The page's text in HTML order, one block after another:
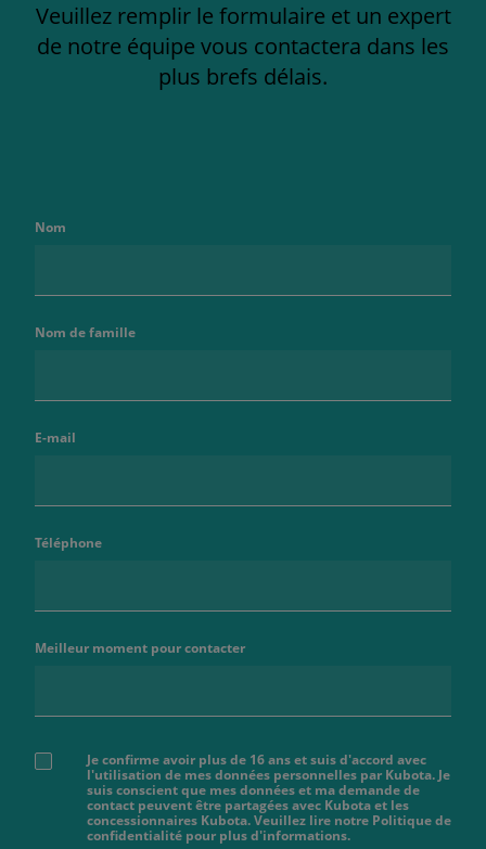
Veuillez remplir le formulaire et un expert
de notre équipe vous contactera dans les
plus brefs délais.
Nom
Nom de famille
E-mail
Téléphone
Meilleur moment pour contacter
Je confirme avoir plus de 16 ans et suis d'accord avec
l'utilisation de mes données personnelles par Kubota. Je
suis conscient que mes données et ma demande de
contact peuvent être partagées avec Kubota et les
concessionnaires Kubota. Veuillez lire notre Politique de
confidentialité pour plus d'informations.